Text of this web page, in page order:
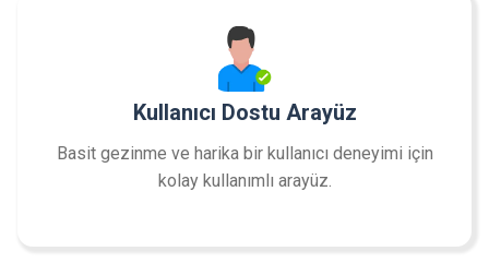
Kullanıcı Dostu Arayüz
Basit gezinme ve harika bir kullanıcı deneyimi için
kolay kullanımlı arayüz.